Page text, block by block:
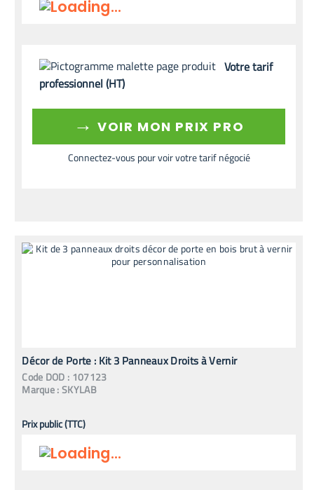
Votre tarif
professionnel (HT)
→ VOIR MON PRIX PRO
Connectez-vous pour voir votre tarif négocié
Décor de Porte : Kit 3 Panneaux Droits à Vernir
Code DOD : 107123
Marque :SKYLAB
Prix public (TTC)